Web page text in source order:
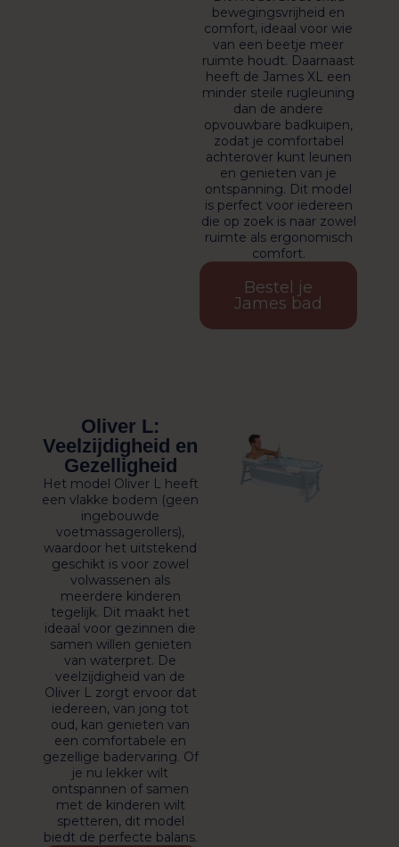
bewegingsvrijheid en
comfort, ideaal voor wie
van een beetje meer
ruimte houdt. Daarnaast
heeft de James XL een
minder steile rugleuning
dan de andere
opvouwbare badkuipen,
zodat je comfortabel
achterover kunt leunen
en genieten van je
ontspanning. Dit model
is perfect voor iedereen
die op zoek is naar zowel
ruimte als ergonomisch
comfort.
Bestel je
James bad
Oliver L:
Veelzijdigheid en
Gezelligheid
Het model Oliver L heeft
een vlakke bodem (geen
ingebouwde
voetmassagerollers),
waardoor het uitstekend
geschikt is voor zowel
volwassenen als
meerdere kinderen
tegelijk. Dit maakt het
ideaal voor gezinnen die
samen willen genieten
van waterpret. De
veelzijdigheid van de
Oliver L zorgt ervoor dat
iedereen, van jong tot
oud, kan genieten van
een comfortabele en
gezellige badervaring. Of
je nu lekker wilt
ontspannen of samen
met de kinderen wilt
spetteren, dit model
biedt de perfecte balans.